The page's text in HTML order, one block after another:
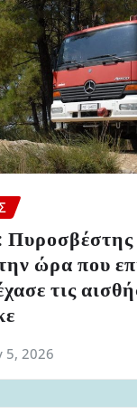
ώρα που
τις
5, 2026